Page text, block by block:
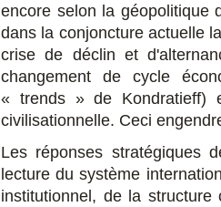
encore selon la géopolitique
dans la conjoncture actuelle
crise de déclin et
changement de cycle
« trends » de Kondratieff)
civilisationnelle. Ceci
Les réponses stratégiques
lecture du système
institutionnel, de la